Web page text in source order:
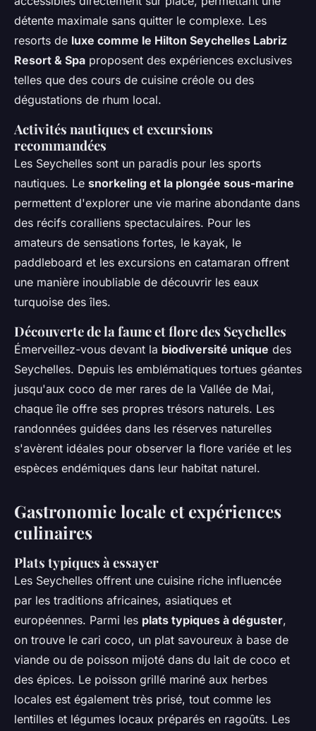
détente maximale sans quitter le complexe. Les
resorts de luxe comme le Hilton Seychelles Labriz
Resort & Spa proposent des expériences exclusives
telles que des cours de cuisine créole ou des
dégustations de rhum local.
Activités nautiques et excursions
recommandées
Les Seychelles sont un paradis pour les sports
nautiques. Le snorkeling et la plongée sous-marine
permettent d'explorer une vie marine abondante dans
des récifs coralliens spectaculaires. Pour les
amateurs de sensations fortes, le kayak, le
paddleboard et les excursions en catamaran offrent
une manière inoubliable de découvrir les eaux
turquoise des îles.
Découverte de la faune et flore des Seychelles
Émerveillez-vous devant la biodiversité unique des
Seychelles. Depuis les emblématiques tortues géantes
jusqu'aux coco de mer rares de la Vallée de Mai,
chaque île offre ses propres trésors naturels. Les
randonnées guidées dans les réserves naturelles
s'avèrent idéales pour observer la flore variée et les
espèces endémiques dans leur habitat naturel.
Gastronomie locale et expériences
culinaires
Plats typiques à essayer
Les Seychelles offrent une cuisine riche influencée
par les traditions africaines, asiatiques et
européennes. Parmi les plats typiques à déguster,
on trouve le cari coco, un plat savoureux à base de
viande ou de poisson mijoté dans du lait de coco et
des épices. Le poisson grillé mariné aux herbes
locales est également très prisé, tout comme les
lentilles et légumes locaux préparés en ragoûts. Les